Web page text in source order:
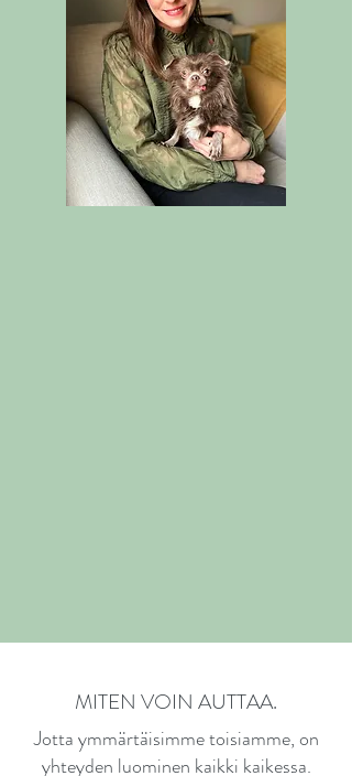
MITEN VOIN AUTTAA.
Jotta ymmärtäisimme toisiamme, on
yhteyden luominen kaikki kaikessa.